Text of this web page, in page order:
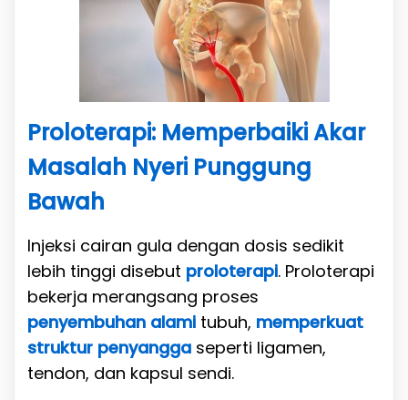
Proloterapi: Memperbaiki Akar
Masalah Nyeri Punggung
Bawah
Injeksi cairan gula dengan dosis sedikit
lebih tinggi disebut proloterapi. Proloterapi
bekerja merangsang proses
penyembuhan alami tubuh, memperkuat
struktur penyangga seperti ligamen,
tendon, dan kapsul sendi.